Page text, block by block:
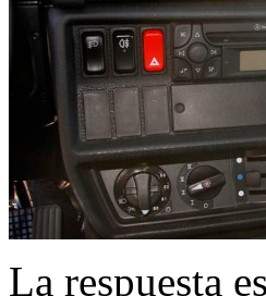
La respuesta